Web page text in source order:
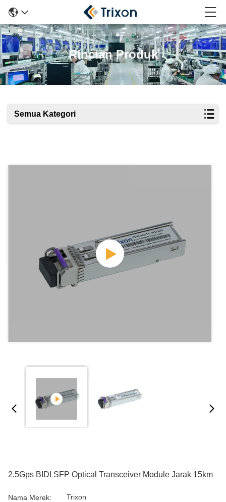
Rincian Produk
Semua Kategori
2.5Gps BIDI SFP Optical Transceiver Module Jarak 15km
Nama Merek: Trixon